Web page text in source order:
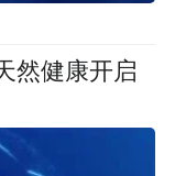
然健康开启